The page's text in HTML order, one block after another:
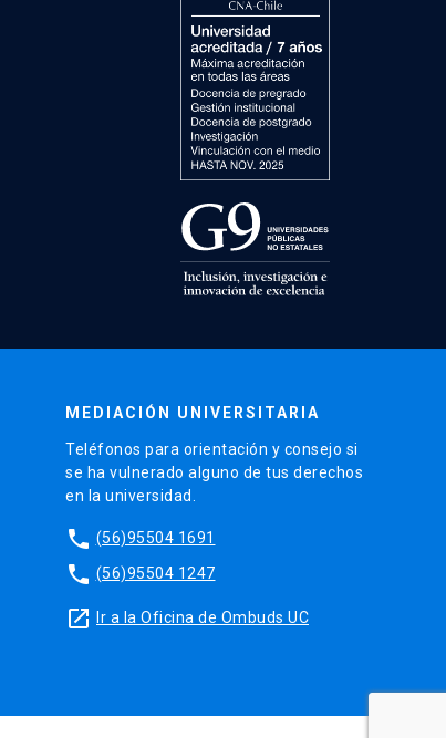
MEDIACIÓN UNIVERSITARIA
Teléfonos para orientación y consejo si
se ha vulnerado alguno de tus derechos
en la universidad.
phone (56)95504 1691
phone (56)95504 1247
launch Ir a la Oficina de Ombuds UC